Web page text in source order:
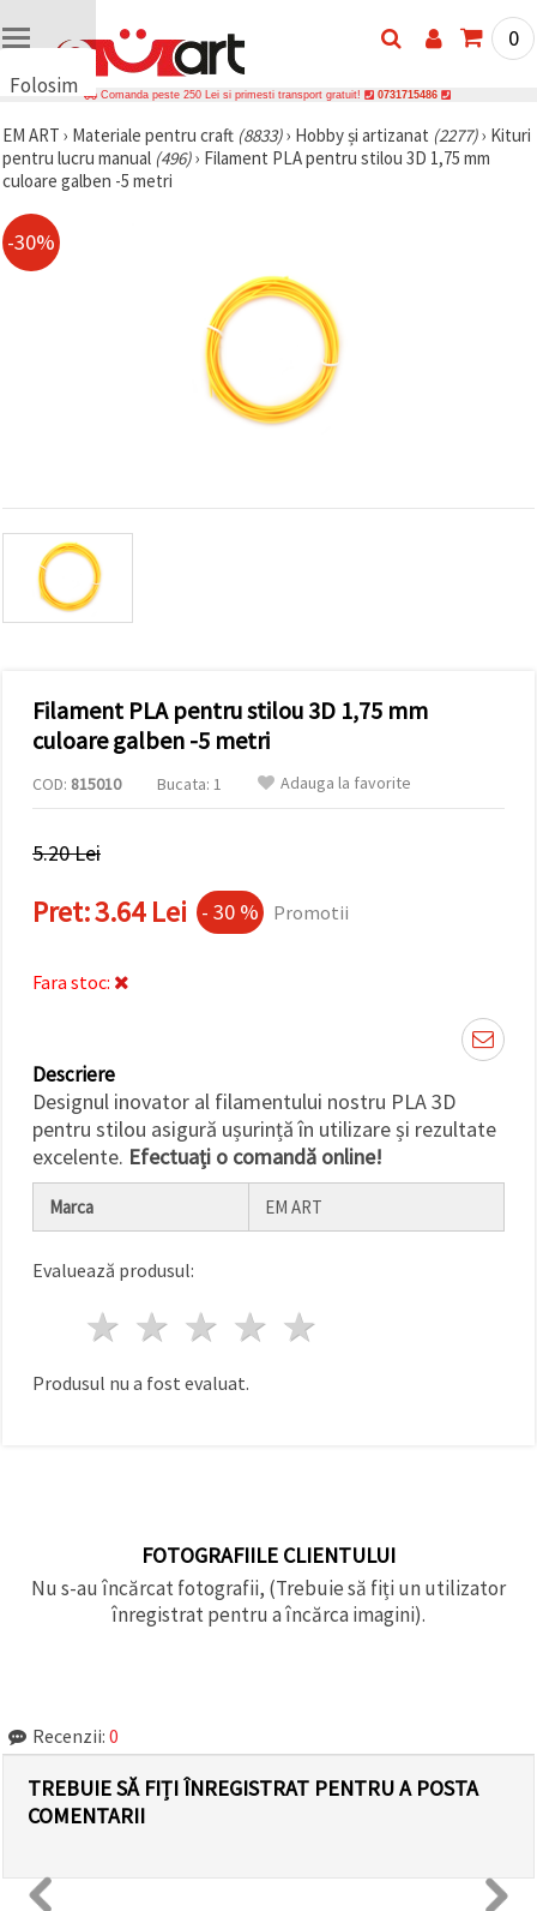
Folosim
uri
🍪 Folosim
cookie-uri
tehnologii
similare
pentru a
afișa
conținut și
reclame
relevante,
analiză și
marketing.
acord să
utilizați
toate
urile făcând
toate!" Sau
în setări
dat și
făcând clic
pe butonul
Аcceptati
toate!
0
Comanda peste 250 Lei si primesti transport gratuit! 0731715486
EM ART › Materiale pentru craft (8833)› Hobby și artizanat (2277)› Kituri
pentru lucru manual (496)› Filament PLA pentru stilou 3D 1,75 mm
culoare galben -5 metri
-30%
Filament PLA pentru stilou 3D 1,75 mm
culoare galben -5 metri
COD: 815010 Bucata: 1 Adauga la favorite
5.20 Lei
Pret:3.64 Lei - 30 % Promotii
Fara stoc:
Descriere
Designul inovator al filamentului nostru PLA 3D
pentru stilou asigură ușurință în utilizare și rezultate
excelente. Efectuați o comandă online!
Marca EM ART
Evaluează produsul:
4 stele
3 stele
2 stele
1 stea
Produsul nu a fost evaluat.
FOTOGRAFIILE CLIENTULUI
Nu s-au încărcat fotografii, (Trebuie să fiți un utilizator
înregistrat pentru a încărca imagini).
Recenzii: 0
TREBUIE SĂ FIȚI ÎNREGISTRAT PENTRU A POSTA
COMENTARII